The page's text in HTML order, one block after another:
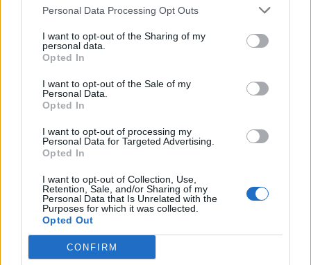
Personal Data Processing Opt Outs
I want to opt-out of the Sharing of my
personal data.
Opted In
I want to opt-out of the Sale of my
Personal Data.
Opted In
I want to opt-out of processing my
Personal Data for Targeted Advertising.
Opted In
I want to opt-out of Collection, Use,
Retention, Sale, and/or Sharing of my
Personal Data that Is Unrelated with the
Purposes for which it was collected.
Opted Out
CONFIRM
BIS SULL'ERBA
Il bis di Wimbledon che lo mette
ed entra nell'Olimpo
12/07/2026
PIANO DI INFANTINO
dopo il 2026 la Fifa punta a
un'espansione ulteriore
12/07/2026
CAMPIONE